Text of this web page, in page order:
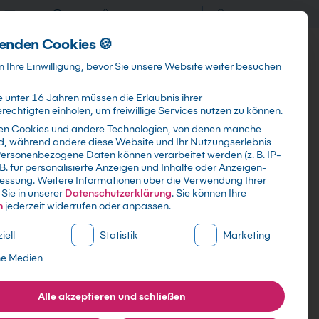
training@kebel.de +49 231 5191986 Anmelden
Suchen
Info & Services Kontakt
Cookies 🍪
Ihre Einwilligung, bevor Sie unsere Website weiter besuchen
unter 16 Jahren müssen die Erlaubnis ihrer
einholen, um freiwillige Services nutzen zu können.
Cookies und andere Technologien, von denen manche
während andere diese Website und Ihr Nutzungserlebnis
Daten können verarbeitet werden (z. B. IP-
für personalisierte Anzeigen und Inhalte oder Anzeigen-
Weitere Informationen über die Verwendung Ihrer
in unserer Datenschutzerklärung.Sie können Ihre
jederzeit widerrufen oder anpassen.
Liste der Service-Gruppen, für die eine Einwilligung
Statistik
Marketing
Medien
Alle akzeptieren und schließen